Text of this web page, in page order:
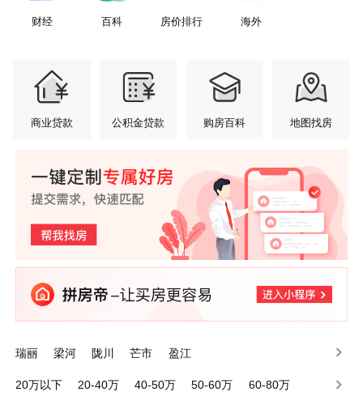
财经 百科 房价排行 海外
商业贷款 公积金贷款 购房百科 地图找房
瑞丽 梁河 陇川 芒市 盈江
20万以下 20-40万 40-50万 50-60万
60-80万